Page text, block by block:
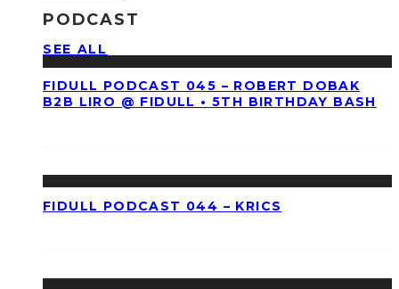
PODCAST
SEE ALL
FIDULL PODCAST 045 – ROBERT DOBAK
B2B LIRO @ FIDULL • 5TH BIRTHDAY BASH
FIDULL PODCAST 044 – KRICS